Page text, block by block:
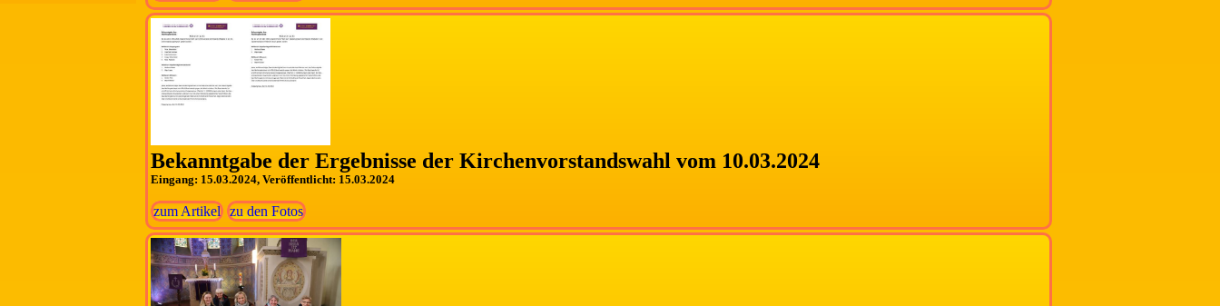
Bekanntgabe der Ergebnisse der Kirchenvorstandswahl vom 10.03.2024
Eingang: 15.03.2024, Veröffentlicht: 15.03.2024
zum Artikel zu den Fotos